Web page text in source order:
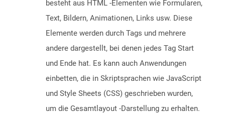
besteht aus HTML -Elementen wie Formularen,
Text, Bildern, Animationen, Links usw. Diese
Elemente werden durch Tags und mehrere
andere dargestellt, bei denen jedes Tag Start
und Ende hat. Es kann auch Anwendungen
einbetten, die in Skriptsprachen wie JavaScript
und Style Sheets (CSS) geschrieben wurden,
um die Gesamtlayout -Darstellung zu erhalten.